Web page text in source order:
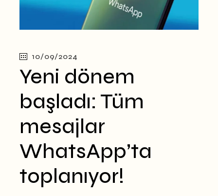
10/09/2024
Yeni dönem
başladı: Tüm
mesajlar
WhatsApp’ta
toplanıyor!